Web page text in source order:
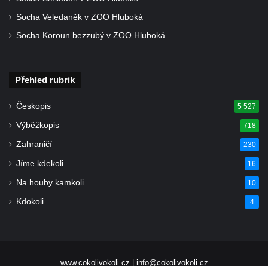
Socha Veledaněk v ZOO Hluboká
Socha Koroun bezzubý v ZOO Hluboká
Přehled rubrik
Českopis 5 527
Výběžkopis 718
Zahraničí 230
Jíme kdekoli 16
Na houby kamkoli 10
Kdokoli 4
www.cokolivokoli.cz info@cokolivokoli.cz